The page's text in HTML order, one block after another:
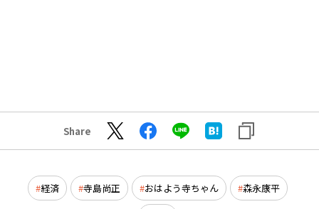
Share
経済 寺島尚正 おはよう寺ちゃん 森永康平